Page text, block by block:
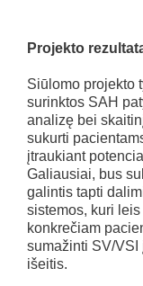
Projekto
Siūlomo projekto
surinktos SAH
analizę bei
sukurti
įtraukiant
Galiausiai, bus
galintis tapti
sistemos, kuri
konkrečiam
sumažinti SV/
išeitis.